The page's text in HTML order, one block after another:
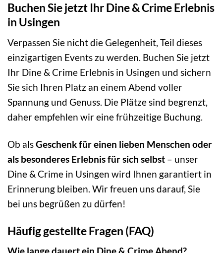
Buchen Sie jetzt Ihr Dine & Crime Erlebnis
in Usingen
Verpassen Sie nicht die Gelegenheit, Teil dieses
einzigartigen Events zu werden. Buchen Sie jetzt
Ihr Dine & Crime Erlebnis in Usingen und sichern
Sie sich Ihren Platz an einem Abend voller
Spannung und Genuss. Die Plätze sind begrenzt,
daher empfehlen wir eine frühzeitige Buchung.
Ob alsGeschenk für einen lieben Menschen oder
als besonderes Erlebnis für sich selbst – unser
Dine & Crime in Usingen wird Ihnen garantiert in
Erinnerung bleiben. Wir freuen uns darauf, Sie
bei uns begrüßen zu dürfen!
Häufig gestellte Fragen (FAQ)